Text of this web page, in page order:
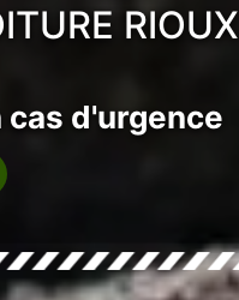
RIOUX
d'urgence